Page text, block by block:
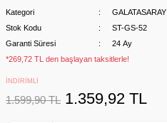
Kategori GALATASARAY
Stok Kodu
ST-GS-52
Garanti Süresi
24 Ay
*269,72 TL den başlayan taksitlerle!
İNDİRİMLİ
1.599,90 TL 1.359,92 TL